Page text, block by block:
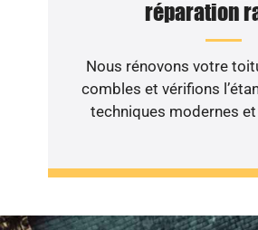
réparation
Nous rénovons votre
combles et vérifions
techniques modernes